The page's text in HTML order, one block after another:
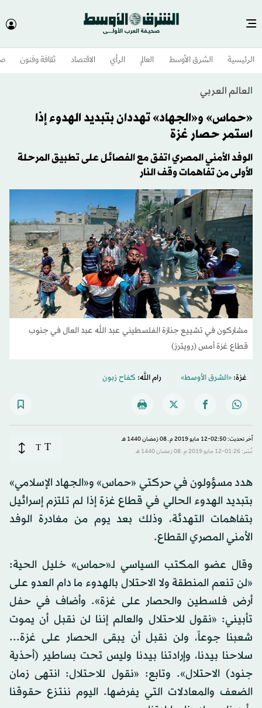
الرئيسية الشرق الأوسط​ العالم الرأي الاقتصاد ثقافة وفنون
العالم العربي
«حماس» و«الجهاد» تهددان بتبديد الهدوء إذا
استمر حصار غزة
الوفد الأمني المصري اتفق مع الفصائل على تطبيق المرحلة
الأولى من تفاهمات وقف النار
مشاركون في تشييع جنازة الفلسطيني عبد الله عبد العال في جنوب
قطاع غزة أمس (رويترز)
غزة:«الشرق الأوسط» رام الله: كفاح زبون
آخر تحديث: 02:50-12 مايو 2019 م ـ 08 رَمضان 1440 هـ
نُشر: 01:26-12 مايو 2019 م ـ 08 رَمضان 1440 هـ
T
T
هدد مسؤولون في حركتي «حماس» و«الجهاد الإسلامي»
بتبديد الهدوء الحالي في قطاع غزة إذا لم تلتزم إسرائيل
بتفاهمات التهدئة، وذلك بعد يوم من مغادرة الوفد
الأمني المصري القطاع.
وقال عضو المكتب السياسي لـ«حماس» خليل الحية:
«لن تنعم المنطقة ولا الاحتلال بالهدوء ما دام العدو على
أرض فلسطين والحصار على غزة». وأضاف في حفل
تأبيني: «نقول للاحتلال والعالم إننا لن نقبل أن يموت
شعبنا جوعاً، ولن نقبل أن يبقى الحصار على غزة...
سلاحنا بيدنا، وإرادتنا بيدنا وليس تحت بساطير (أحذية
جنود) الاحتلال». وتابع: «نقول للاحتلال: انتهى زمان
الضعف والمعادلات التي يفرضها. اليوم ننتزع حقوقنا